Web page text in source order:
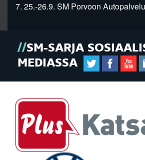
7. 25.-26.9. SM Porvoon
SM-SARJA
MEDIASSA